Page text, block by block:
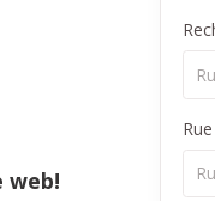
web!
Rue